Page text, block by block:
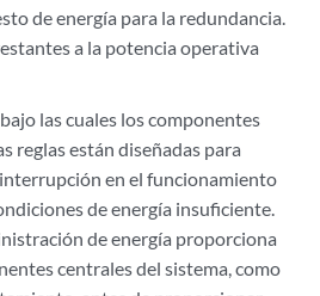
de energía para la redundancia.
a la potencia operativa
las cuales los componentes
reglas están diseñadas para
en el funcionamiento
de energía insuficiente.
de energía proporciona
centrales del sistema, como